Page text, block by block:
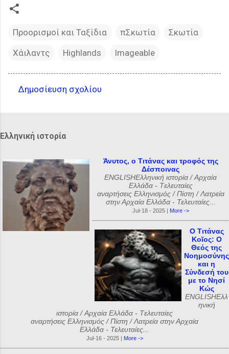
Προορισμοί και Ταξίδια πΣκωτία
Σκωτία
Χάιλαντς
Highlands Imageable
α
Δημοσίευση σχολίου
Ελληνική ιστορία
Άνυτος, ο Τιτάνας και τροφός της
Δέσποινας
ENGLISHΕλληνική ιστορία / Αρχαία
Ελλάδα - Tελευταίες
αναρτήσεις Ελληνισμός / Πίστη / Λατρεία
στην Αρχαία Ελλάδα - Τελευταίες...
Jul-18 - 2025 | More ->
Ο Τιτάνας
Κοῖος: Ο
Θεός της
Νοημοσύνης
και η
Σύνδεσή του
με το Νησί
Κώς
ENGLISHΕλλ
ηνική
ιστορία / Αρχαία Ελλάδα - Tελευταίες
αναρτήσεις Ελληνισμός / Πίστη / Λατρεία στην Αρχαία
Ελλάδα - Τελευταίες...
Jul-16 - 2025 | More ->